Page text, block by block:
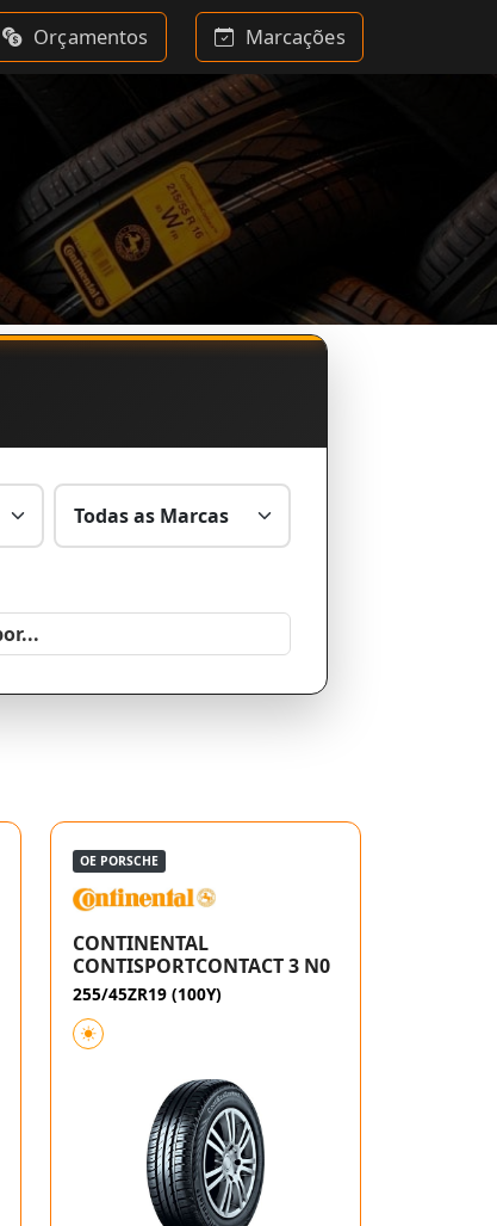
Orçamentos Marcações
OE PORSCHE
CONTINENTAL
CONTISPORTCONTACT 3 N0
255/45ZR19 (100Y)